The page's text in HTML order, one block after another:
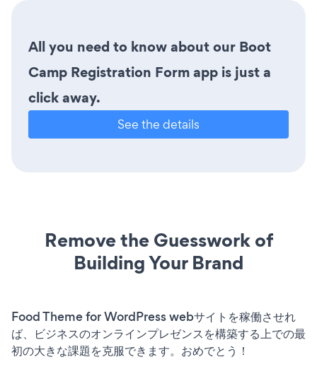
All you need to know about our Boot
Camp Registration Form app is just a
click away.
See the details
Remove the Guesswork of
Building Your Brand
Food Theme for WordPress webサイトを稼働させれ
ば、ビジネスのオンラインプレゼンスを構築する上での最
初の大きな課題を克服できます。おめでとう！